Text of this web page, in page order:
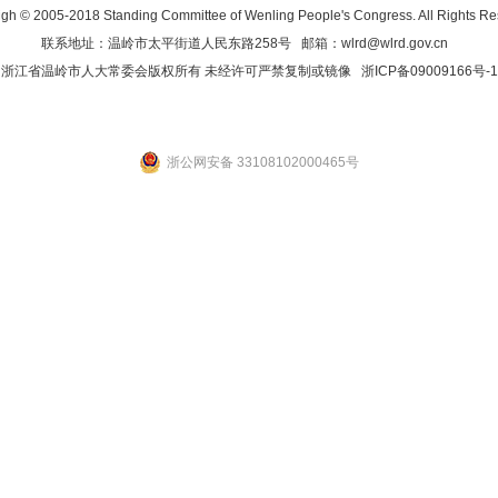
© 2005-2018 Standing Committee of Wenling People's Congress. All Rights
联系地址：温岭市太平街道人民东路258号 邮箱：wlrd@wlrd.gov.cn
浙江省温岭市人大常委会版权所有 未经许可严禁复制或镜像 浙ICP备09009166号-1
浙公网安备 33108102000465号